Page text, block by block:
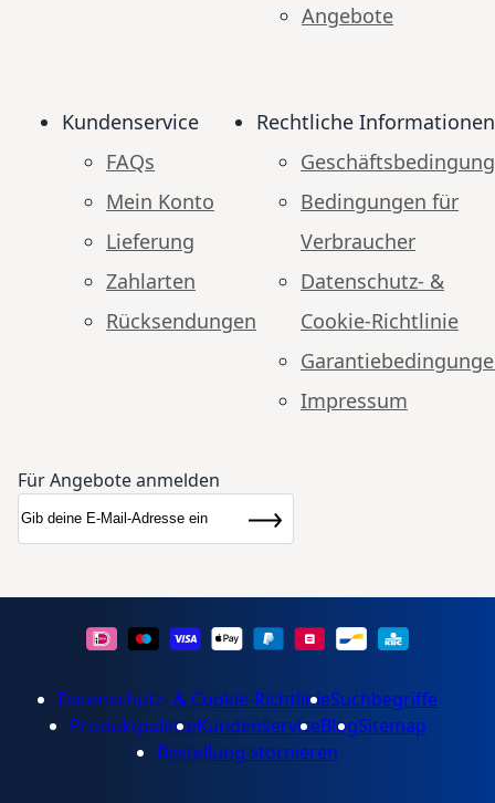
Angebote
Kundenservice
FAQs
Mein Konto
Lieferung
Zahlarten
Rücksendungen
Rechtliche Informationen
Bedingungen für
Verbraucher
Datenschutz- &
Cookie-Richtlinie
Impressum
Für Angebote anmelden
Newsletter
Abonnieren
Datenschutz- & Cookie-RichtlinieSuchbegriffe
ProduktpaletteKundenserviceBlogSitemap
Bestellung stornieren